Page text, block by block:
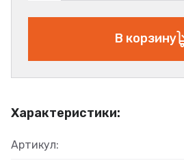
Характеристики:
Артикул:
В корзину